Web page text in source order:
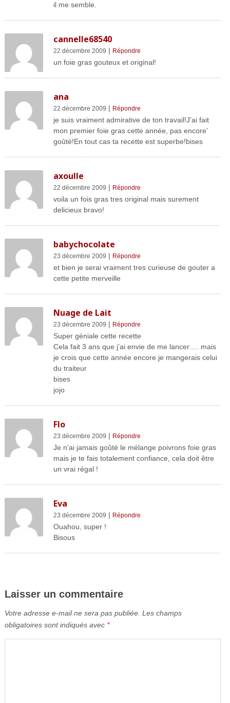
il me semble.
cannelle68540
22 décembre 2009 | Répondre
un foie gras gouteux et original!
ana
22 décembre 2009 | Répondre
je suis vraiment admirative de ton travail!J’ai fait
mon premier foie gras cette année, pas encore’
goûté!En tout cas ta recette est superbe!bises
axoulle
22 décembre 2009 | Répondre
voila un fois gras tres original mais surement
delicieux bravo!
babychocolate
23 décembre 2009 | Répondre
et bien je serai vraiment tres curieuse de gouter a
cette petite merveille
Nuage de Lait
23 décembre 2009 | Répondre
Super géniale cette recette
Cela fait 3 ans que j’ai envie de me lancer…. mais
je crois que cette année encore je mangerais celui
du traiteur
bises
jojo
Flo
23 décembre 2009 | Répondre
Je n’ai jamais goûté le mélange poivrons foie gras
mais je te fais totalement confiance, cela doit être
un vrai régal !
Eva
23 décembre 2009 | Répondre
Ouahou, super !
Bisous
Laisser un commentaire
Votre adresse e-mail ne sera pas publiée. Les champs
obligatoires sont indiqués avec *